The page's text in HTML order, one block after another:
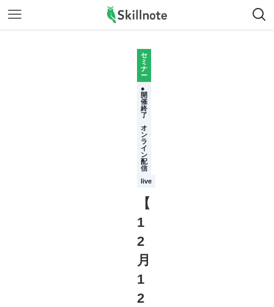
セ
ミ
ナ
ー
●
開
催
終
了
オ
ン
ラ
イ
ン
配
信
live
【
1
2
月
1
2